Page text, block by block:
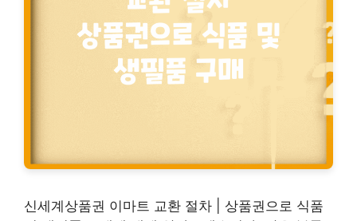
신세계상품권 이마트 교환 절차 | 상품권으로 식품